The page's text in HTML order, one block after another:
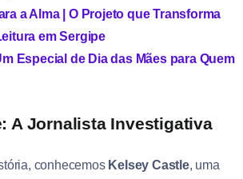
a Alma | O Projeto que Transforma
em Sergipe
Especial de Dia das Mães para Quem
A Jornalista Investigativa
conhecemos Kelsey Castle, uma